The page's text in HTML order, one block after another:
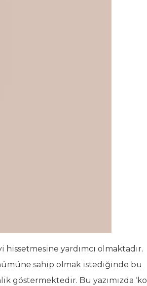
yardımcı olmaktadır.
sahip olmak istediğinde bu
göstermektedir. Bu yazımızda ‘kol